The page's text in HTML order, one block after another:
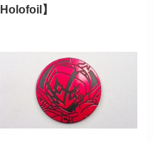
Holofoil】